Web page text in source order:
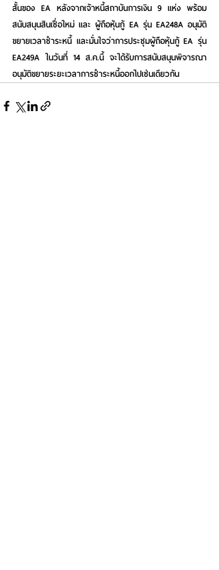
สั้นของ EA หลังจากเจ้าหนี้สถาบันการเงิน 9 แห่ง พร้อม
สนับสนุนสินเชื่อใหม่ และ ผู้ถือหุ้นกู้ EA รุ่น EA248A อนุมัติ
ขยายเวลาชำระหนี้ และมั่นใจว่าการประชุมผู้ถือหุ้นกู้ EA รุ่น
EA249A ในวันที่ 14 ส.ค.นี้ จะได้รับการสนับสนุนพิจารณา
อนุมัติขยายระยะเวลาการชำระหนี้ออกไปเช่นเดียวกัน